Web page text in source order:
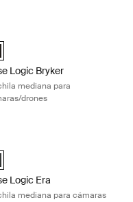
Negro (selected)
Logic Bryker Camera/
Logic Bryker
mediana para
drones
Negro obsidiana (selected)
Logic Era Medium Camera
Logic Era
mediana para cámaras